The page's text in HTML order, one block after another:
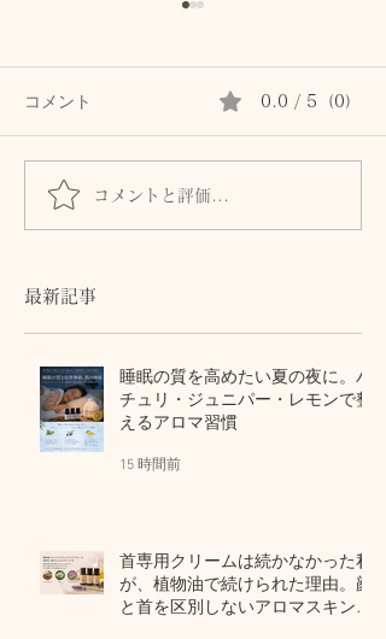
髪とまつ毛のために、自
律神経と首・頭皮をいた
コメント 0.0 / 5（0）
コメントと評価...
最新記事
睡眠の質を高めたい夏の夜に。パ
チュリ・ジュニパー・レモンで整
えるアロマ習慣
15 時間前
首専用クリームは続かなかった私
が、植物油で続けられた理由。顔
と首を区別しないアロマスキンケ